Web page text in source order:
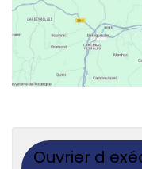
Ouvrier d